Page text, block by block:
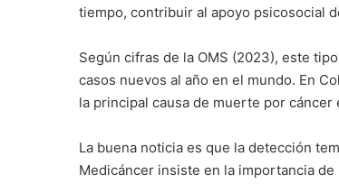
tiempo, contribuir al apoyo psicosocial
Según cifras de la OMS (2023), este
casos nuevos al año en el mundo. En
la principal causa de muerte por
La buena noticia es que la detección
Medicáncer insiste en la importancia